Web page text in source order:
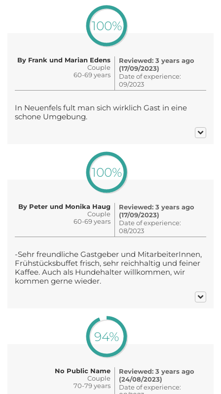
100%
By Frank und Marian Edens
Couple
60-69 years
Reviewed: 3 years ago
(17/09/2023)
Date of experience:
09/2023
In Neuenfels fult man sich wirklich Gast in eine
schone Umgebung.
100%
By Peter und Monika Haug
Couple
60-69 years
Reviewed: 3 years ago
(17/09/2023)
Date of experience:
08/2023
-Sehr freundliche Gastgeber und MitarbeiterInnen,
Frühstücksbuffet frisch, sehr reichhaltig und feiner
Kaffee. Auch als Hundehalter willkommen, wir
kommen gerne wieder.
94%
No Public Name
Couple
70-79 years
Reviewed: 3 years ago
(24/08/2023)
Date of experience: